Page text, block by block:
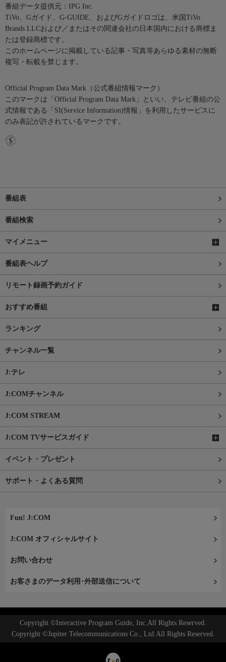
番組データ提供元：IPG Inc.
TiVo、Gガイド、G-GUIDE、およびGガイドロゴは、米国TiVo
Brands LLCおよび／またはその関連会社の日本国内における商標ま
たは登録商標です。
このホームページに掲載している記事・写真等あらゆる素材の無断
複写・転載を禁じます。
Official Program Data Mark（公式番組情報マーク）
このマークは「Official Program Data Mark」といい、テレビ番組の公
式情報である「SI(Service Information)情報」を利用したサービスに
のみ表記が許されているマークです。
番組表
番組検索
マイメニュー
番組表ヘルプ
リモート録画予約ガイド
おすすめ番組
ランキング
チャンネル一覧
J:テレ
J:COMチャンネル
J:COM STREAM
J:COM TVサービスガイド
イベント・プレゼント
サポート・よくある質問
Fun! J:COM
J:COM オフィシャルサイト
お問い合わせ
お客さまのデータ利用･外部送信について
Copyright ©Interactive Program Guide, Inc.All Rights Reserved.
Copyright ©Jupiter Telecommunications Co., Ltd.All Rights Reserved.